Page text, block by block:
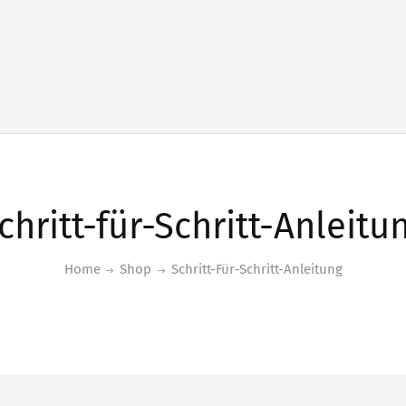
für-Schritt-
Home Shop Schritt-Für-Schritt-Anleitung